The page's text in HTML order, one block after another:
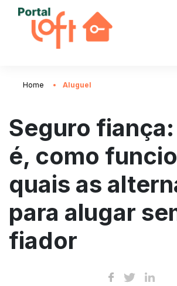
Home Aluguel
Seguro
é, como
quais as
para alugar
fiador